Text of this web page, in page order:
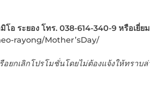
โอ ระยอง โทร. 038-614-340-9 หรือเยี่ย
rayong/Mother’sDay/
ยกเลิกโปรโมชั่นโดยไม่ต้องแจ้งให้ทราบ